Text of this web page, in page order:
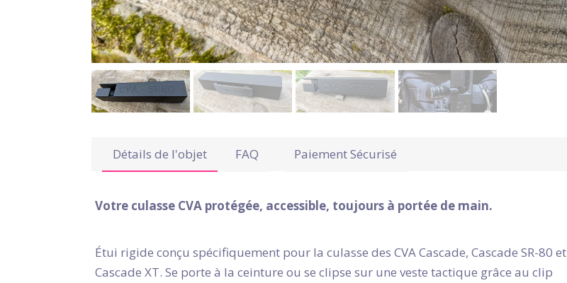
Détails de l'objet FAQ Paiement Sécurisé
Votre culasse CVA protégée, accessible, toujours à portée de main.
Étui rigide conçu spécifiquement pour la culasse des CVA Cascade, Cascade SR-80 et
Cascade XT. Se porte à la ceinture ou se clipse sur une veste tactique grâce au clip